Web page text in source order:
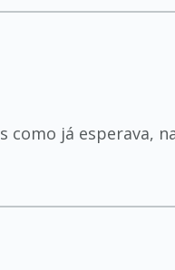
já esperava,